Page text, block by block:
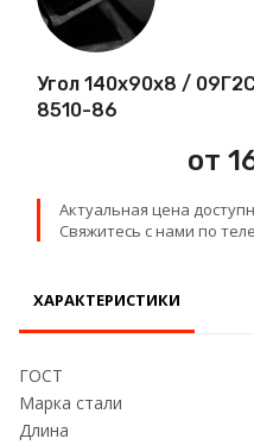
Детали трубопровода
Угол 140х90х8 /
8510-86
от
Актуальная цена
Свяжитесь с нами по
ХАРАКТЕРИСТИКИ
ГОСТ
Марка стали
Длина